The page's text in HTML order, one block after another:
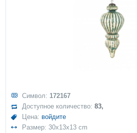
Символ: 172167
Доступное количество:83,
Цена: войдите
Размер: 30x13x13 cm